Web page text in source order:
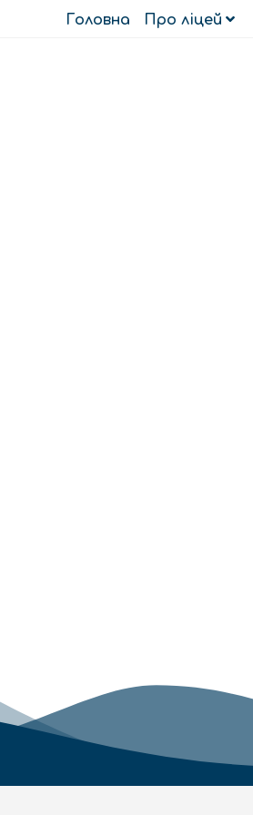
Головна Про ліцей